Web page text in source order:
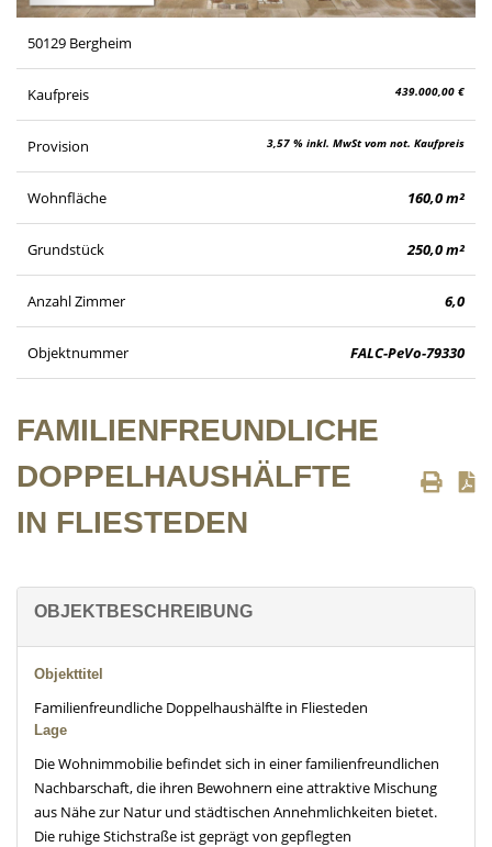
50129 Bergheim
Kaufpreis 439.000,00 €
Provision 3,57 % inkl. MwSt vom not. Kaufpreis
Wohnfläche 160,0 m²
Grundstück 250,0 m²
Anzahl Zimmer 6,0
Objektnummer FALC-PeVo-79330
FAMILIENFREUNDLICHE
DOPPELHAUSHÄLFTE
IN FLIESTEDEN
OBJEKTBESCHREIBUNG
Objekttitel
Familienfreundliche Doppelhaushälfte in Fliesteden
Lage
Die Wohnimmobilie befindet sich in einer familienfreundlichen
Nachbarschaft, die ihren Bewohnern eine attraktive Mischung
aus Nähe zur Natur und städtischen Annehmlichkeiten bietet.
Die ruhige Stichstraße ist geprägt von gepflegten